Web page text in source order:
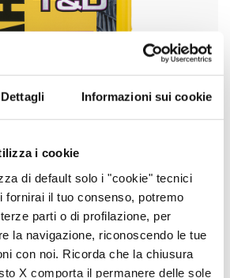
Dettagli Informazioni sui cookie
i cookie
di default solo i "cookie" tecnici
fornirai il tuo consenso, potremo
parti o di profilazione, per
la navigazione, riconoscendo le tue
con noi. Ricorda che la chiusura
X comporta il permanere delle sole
T&D OIL SAE 85W-140